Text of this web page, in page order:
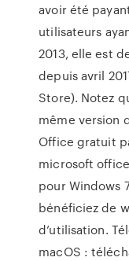
avoir été
utilisateurs
2013, elle est
depuis avril
Store). Notez
même version
Office gratuit
microsoft
pour Windows
bénéficiez de
d’utilisation.
macOS :